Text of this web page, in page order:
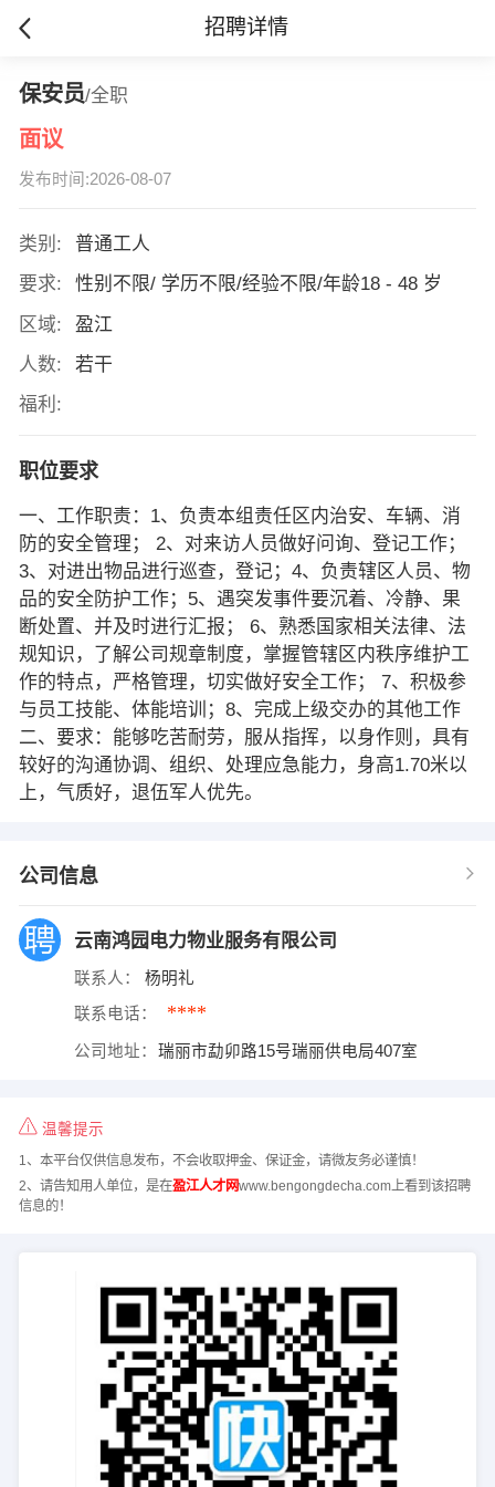
招聘详情
保安员/全职
面议
发布时间:2026-08-07
类别:
普通工人
要求:
性别不限/ 学历不限/经验不限/年龄18 - 48 岁
区域:
盈江
人数:
若干
福利:
职位要求
一、工作职责：1、负责本组责任区内治安、车辆、消
防的安全管理； 2、对来访人员做好问询、登记工作；
3、对进出物品进行巡查，登记；4、负责辖区人员、物
品的安全防护工作；5、遇突发事件要沉着、冷静、果
断处置、并及时进行汇报； 6、熟悉国家相关法律、法
规知识，了解公司规章制度，掌握管辖区内秩序维护工
作的特点，严格管理，切实做好安全工作； 7、积极参
与员工技能、体能培训；8、完成上级交办的其他工作
二、要求：能够吃苦耐劳，服从指挥，以身作则，具有
较好的沟通协调、组织、处理应急能力，身高1.70米以
上，气质好，退伍军人优先。
公司信息
云南鸿园电力物业服务有限公司
联系人： 杨明礼
联系电话： ****
公司地址： 瑞丽市勐卯路15号瑞丽供电局407室
温馨提示
1、本平台仅供信息发布，不会收取押金、保证金，请微友务必谨慎！
2、请告知用人单位，是在盈江人才网www.bengongdecha.com上看到该招聘
信息的！